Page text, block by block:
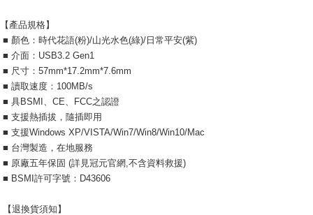
【產品規格】
■ 顏色：時代花語(粉)/山光水色(綠)/日常平安(紫)
■ 介面：USB3.2 Gen1
■ 尺寸：57mm*17.2mm*7.6mm
■ 讀取速度：100MB/s
■ 具BSMI、CE、FCC之認證
■ 支援熱插拔，隨插即用
■ 支援Windows XP/VISTA/Win7/Win8/Win10/Mac
■ 台灣製造，在地服務
■ 原廠五年保固 (詳見冠元官網,不含資料救援)
■ BSMI許可字號：D43606
【退換貨須知】